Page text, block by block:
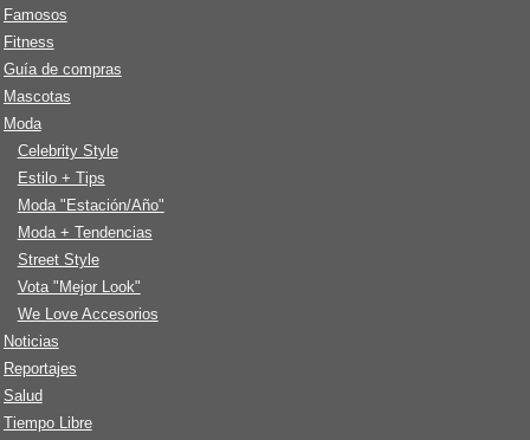
Famosos
Fitness
Guía de compras
Mascotas
Moda
Celebrity Style
Estilo + Tips
Moda "Estación/Año"
Moda + Tendencias
Street Style
Vota "Mejor Look"
We Love Accesorios
Noticias
Reportajes
Salud
Tiempo Libre